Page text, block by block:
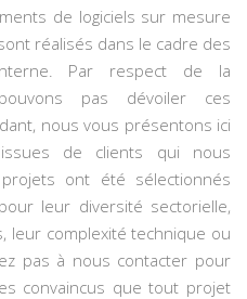
de logiciels sur mesure
réalisés dans le cadre des
Par respect de la
pas dévoiler ces
nous vous présentons ici
de clients qui nous
ont été sélectionnés
leur diversité sectorielle,
leur complexité technique ou
pas à nous contacter pour
convaincus que tout projet